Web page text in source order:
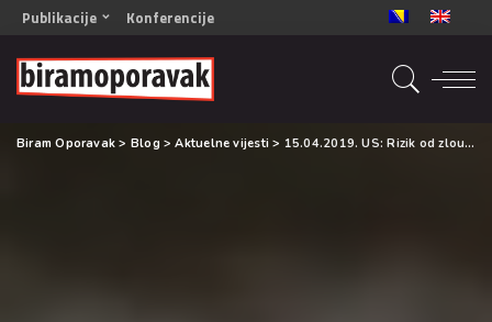
Publikacije
OPORAVAK- Naš zajednički cilj BiH/CG
OPORAVAK- Naš zajednički cilj SRB
OPORAVAK- Naš zajednički cilj 2
Konferencije
Biram Oporavak > Blog >Aktuelne vijesti > 15.04.2019. US: Rizik od zloupotrebe elektronskih cigareta